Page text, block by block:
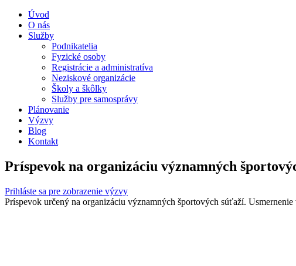
Úvod
O nás
Služby
Podnikatelia
Fyzické osoby
Registrácie a administratíva
Neziskové organizácie
Školy a škôlky
Služby pre samosprávy
Plánovanie
Výzvy
Blog
Kontakt
Príspevok na organizáciu významných
Prihláste sa pre zobrazenie výzvy
Príspevok určený na organizáciu významných športových súťaží.